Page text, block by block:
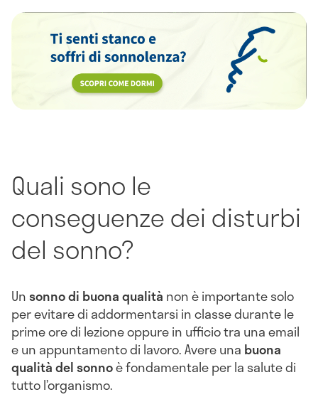
Quali sono le
conseguenze dei disturbi
del sonno?
Unsonno di buona qualità non è importante solo
per evitare di addormentarsi in classe durante le
prime ore di lezione oppure in ufficio tra una email
e un appuntamento di lavoro. Avere una buona
qualità delsonnoè fondamentale per la salute di
tutto l’organismo.